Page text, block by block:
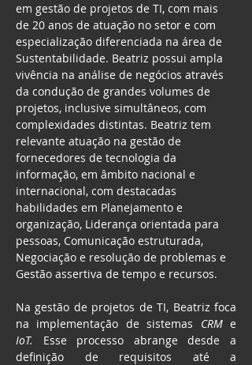
em gestão de projetos de TI, com mais
de 20 anos de atuação no setor e com
especialização diferenciada na área de
Sustentabilidade. Beatriz possui ampla
vivência na análise de negócios através
da condução de grandes volumes de
projetos, inclusive simultâneos, com
complexidades distintas. Beatriz tem
relevante atuação na gestão de
fornecedores de tecnologia da
informação, em âmbito nacional e
internacional, com destacadas
habilidades em Planejamento e
organização, Liderança orientada para
pessoas, Comunicação estruturada,
Negociação e resolução de problemas e
Gestão assertiva de tempo e recursos.
Na gestão de projetos de TI, Beatriz foca
na implementação de sistemas CRM
IoT. Esse processo abrange desde a
definição de requisitos até a